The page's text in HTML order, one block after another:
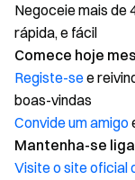
Negoceie mais de
rápida, e fácil
Comece hoje
Registe-see
boas-vindas
Convide um amigo
Mantenha-se
Visite o site oficial